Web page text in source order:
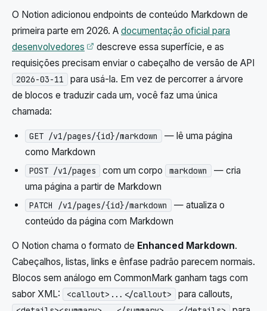
O Notion adicionou endpoints de conteúdo Markdown de
primeira parte em 2026. A documentação oficial para
desenvolvedores
Abre em uma nova aba
descreve essa superfície, e as
requisições precisam enviar o cabeçalho de versão de API
2026-03-11
para usá-la. Em vez de percorrer a árvore
de blocos e traduzir cada um, você faz uma única
chamada:
GET /v1/pages/{id}/markdown
— lê uma página
como Markdown
POST /v1/pages com um corpo markdown
— cria
uma página a partir de Markdown
PATCH /v1/pages/{id}/markdown
— atualiza o
conteúdo da página com Markdown
O Notion chama o formato de Enhanced Markdown.
Cabeçalhos, listas, links e ênfase padrão parecem normais.
Blocos sem análogo em CommonMark ganham tags com
sabor XML:
<callout>...</callout> para callouts,